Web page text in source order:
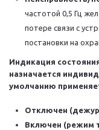
частотой 0,5 Гц
потере связи с
постановки на
Индикация
назначается
умолчанию
Отключен
Включен (режим